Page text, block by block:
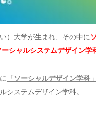
）大学が生まれ、その中に
シャルシステムデザイン学
「ソーシャルデザイン学科」
システムデザイン学科。